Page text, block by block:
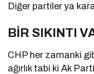
Diğer partiler ya
BİR SIKINTI
CHP her zamanki
ağırlık tabi ki Ak